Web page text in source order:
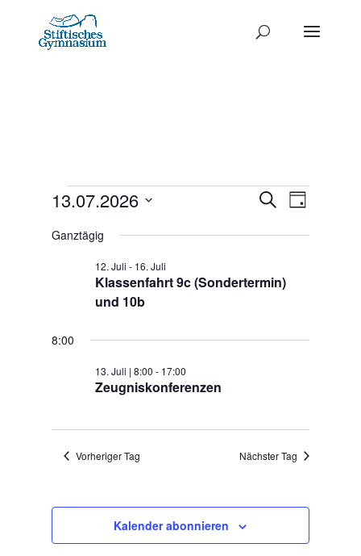
Termine
für
2026
Termine
Such-
SucheTag
13.07.2026
wählen.
Ganztägig
Klassenfahrt 9c (Sondertermin)
und 10b
12. Juli - 16. Juli
8:00
Zeugniskonferenzen
13. Juli | 8:00 - 17:00
Vorheriger Tag Nächster Tag
Kalender abonnieren